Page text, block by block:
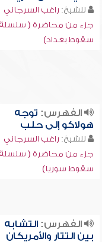
للشيخ: راغب السرجاني
جزء من محاضرة ( سلسلة
سقوط بغداد)
الفهرس: توجه
هولاكو إلى حلب
للشيخ: راغب السرجاني
جزء من محاضرة ( سلسلة
سقوط سوريا)
الفهرس:التشابه
بين التتار والأمريكان